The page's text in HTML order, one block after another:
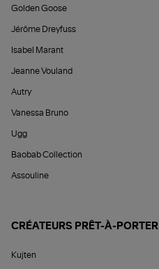
Golden Goose
Jérôme Dreyfuss
Isabel Marant
Jeanne Vouland
Autry
Vanessa Bruno
Ugg
Baobab Collection
Assouline
CRÉATEURS PRÊT-À-PORTER
Kujten